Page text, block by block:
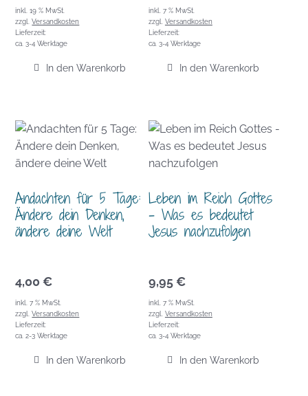
inkl. 19 % MwSt.
zzgl.Versandkosten
Lieferzeit:
ca. 3-4 Werktage
In den Warenkorb
inkl. 7 % MwSt.
zzgl. Versandkosten
Lieferzeit:
ca. 3-4 Werktage
In den Warenkorb
Andachten für 5 Tage:
Ändere dein Denken,
ändere deine Welt
4,00 €
inkl. 7 % MwSt.
zzgl.Versandkosten
Lieferzeit:
ca. 2-3 Werktage
In den Warenkorb
Leben im Reich Gottes
– Was es bedeutet
Jesus nachzufolgen
9,95 €
inkl. 7 % MwSt.
zzgl. Versandkosten
Lieferzeit:
ca. 3-4 Werktage
In den Warenkorb